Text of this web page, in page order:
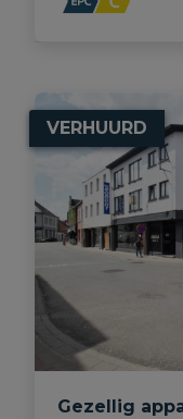
VERHUURD
Gezellig